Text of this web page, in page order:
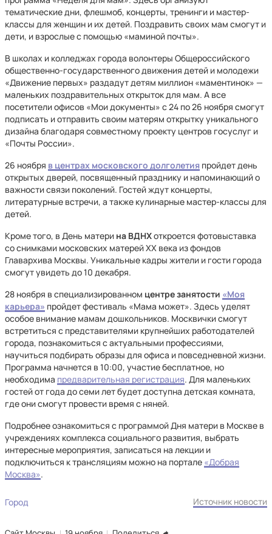
тематические дни, флешмоб, концерты, тренинги и мастер-
классы для женщин и их детей. Поздравить своих мам смогут и
дети, и взрослые с помощью «маминой почты».
В школах и колледжах города волонтеры Общероссийского
общественно-государственного движения детей и молодежи
«Движение первых» раздадут детям миллион «маментинок» —
маленьких поздравительных открыток для мам. А все
посетители офисов «Мои документы» с 24 по 26 ноября смогут
подписать и отправить своим матерям открытку уникального
дизайна благодаря совместному проекту центров госуслуг и
«Почты России».
26 ноября в центрах московского долголетия пройдет день
открытых дверей, посвященный празднику и напоминающий о
важности связи поколений. Гостей ждут концерты,
литературные встречи, а также кулинарные мастер-классы для
детей.
Кроме того, в День матери на ВДНХоткроется фотовыставка
со снимками московских матерей ХХ века из фондов
Главархива Москвы. Уникальные кадры жители и гости города
смогут увидеть до 10 декабря.
28 ноября в специализированном центре занятости «Моя
карьера» пройдет фестиваль «Мама может». Здесь уделят
особое внимание мамам дошкольников. Москвички смогут
встретиться с представителями крупнейших работодателей
города, познакомиться с актуальными профессиями,
научиться подбирать образы для офиса и повседневной жизни.
Программа начнется в 10:00, участие бесплатное, но
необходима предварительная регистрация. Для маленьких
гостей от года до семи лет будет доступна детская комната,
где они смогут провести время с няней.
Подробнее ознакомиться с программой Дня матери в Москве в
учреждениях комплекса социального развития, выбрать
интересные мероприятия, записаться на лекции и
подключиться к трансляциям можно на портале «Добрая
Москва».
Город Источник новости